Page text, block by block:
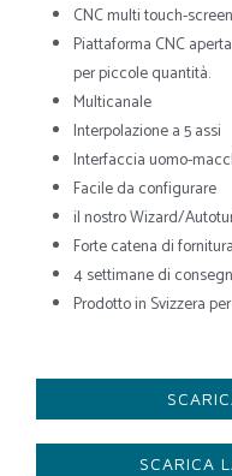
CNC multi touch-
Piattaforma CNC
per piccole quantità.
Multicanale
Interpolazione a 5 assi
Interfaccia uomo-
Facile da configurare
il nostro Wizard/
Forte catena di
4 settimane di
Prodotto in Svizzera
SCARICA